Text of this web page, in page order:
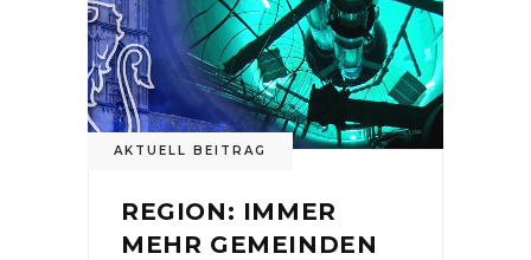
AKTUELL BEITRAG
REGION: IMMER
MEHR GEMEINDEN